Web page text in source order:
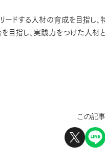
ドする人材の育成を目指し
目指し、実践力をつけた人材
この記